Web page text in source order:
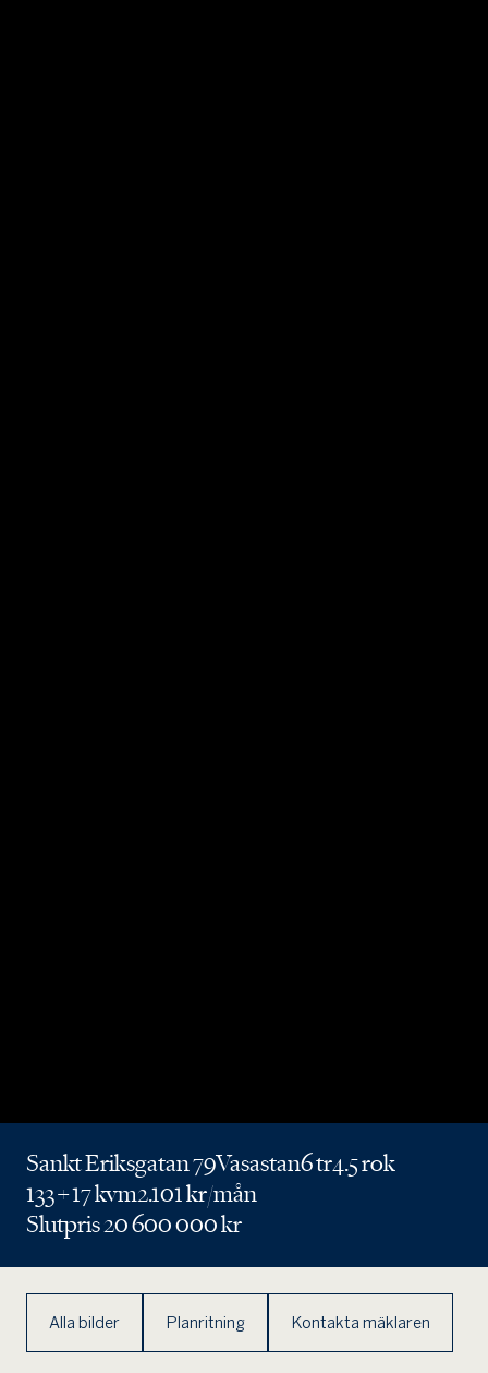
Sankt Eriksgatan 79Vasastan6 tr4.5 rok
133 + 17 kvm2.101 kr/mån
Slutpris 20 600 000 kr
Alla bilder Planritning Kontakta mäklaren